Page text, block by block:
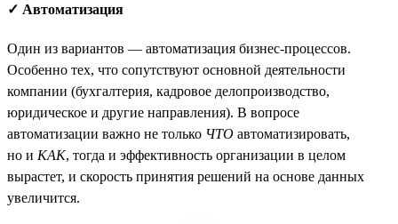
✓ Автоматизация
Один из вариантов — автоматизация бизнес-процессов.
Особенно тех, что сопутствуют основной деятельности
компании (бухгалтерия, кадровое делопроизводство,
юридическое и другие направления). В вопросе
автоматизации важно не только ЧТО автоматизировать,
но и КАК, тогда и эффективность организации в целом
вырастет, и скорость принятия решений на основе данных
увеличится.